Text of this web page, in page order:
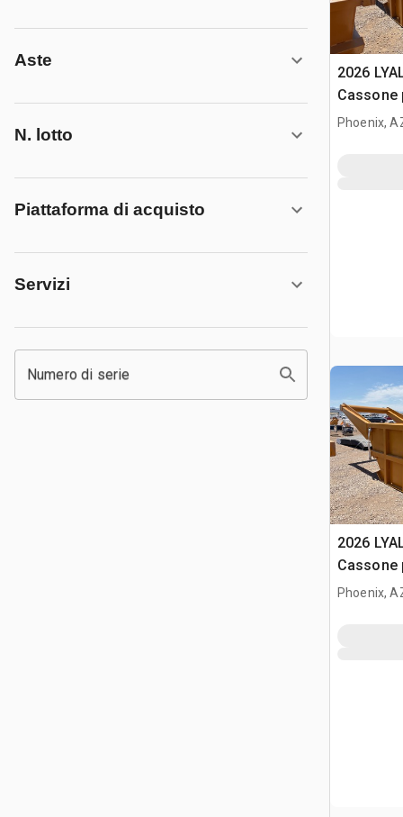
Aste
N. lotto
Piattaforma di acquisto
Servizi
Numero di serie
2026
Cassone
(Unused)
Phoenix,
2026
Cassone
(Unused)
Phoenix,